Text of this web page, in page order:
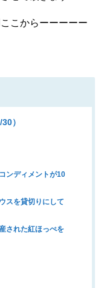
こからーーーーー
）
ンディメントが10
スを貸切りにして
された紅ほっぺを